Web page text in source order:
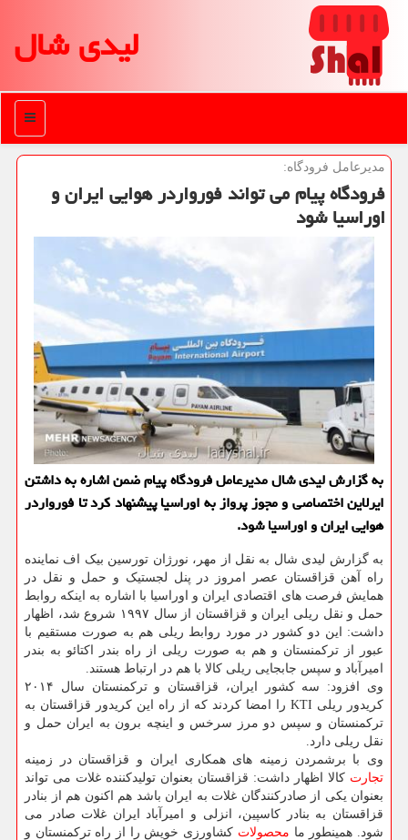
لیدی شال
منو
مدیرعامل فرودگاه:
فرودگاه پیام می تواند فورواردر هوایی ایران و
اوراسیا شود
به گزارش لیدی شال مدیرعامل فرودگاه پیام ضمن اشاره به داشتن
ایرلاین اختصاصی و مجوز پرواز به اوراسیا پیشنهاد کرد تا فورواردر
هوایی ایران و اوراسیا شود.
به گزارش لیدی شال به نقل از مهر، نورژان تورسین بیک اف نماینده
راه آهن قزاقستان عصر امروز در پنل لجستیک و حمل و نقل در
همایش فرصت های اقتصادی ایران و اوراسیا با اشاره به اینکه روابط
حمل و نقل ریلی ایران و قزاقستان از سال ۱۹۹۷ شروع شد، اظهار
داشت: این دو کشور در مورد روابط ریلی هم به صورت مستقیم با
عبور از ترکمنستان و هم به صورت ریلی از راه بندر اکتائو به بندر
امیرآباد و سپس جابجایی ریلی کالا با هم در ارتباط هستند.
وی افزود: سه کشور ایران، قزاقستان و ترکمنستان سال ۲۰۱۴
کریدور ریلی KTI را امضا کردند که از راه این کریدور قزاقستان به
ترکمنستان و سپس دو مرز سرخس و اینچه برون به ایران حمل و
نقل ریلی دارد.
وی با برشمردن زمینه های همکاری ایران و قزاقستان در زمینه
تجارت کالا اظهار داشت: قزاقستان بعنوان تولیدکننده غلات می تواند
بعنوان یکی از صادرکنندگان غلات به ایران باشد هم اکنون هم از بنادر
قزاقستان به بنادر کاسپین، انزلی و امیرآباد ایران غلات صادر می
شود. همینطور ما محصولات کشاورزی خویش را از راه ترکمنستان و